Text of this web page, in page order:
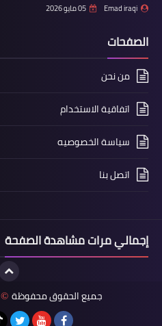
Emad iraqi 05 مايو 2026
الصفحات
من نحن
اتفاقية الاستخدام
سياسة الخصوصيه
اتصل بنا
إجمالي مرات مشاهدة الصفحة
جميع الحقوق محفوظة ©